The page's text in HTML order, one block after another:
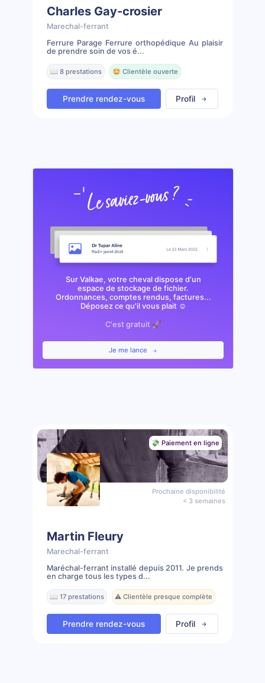
Charles Gay-crosier
Marechal-ferrant
Ferrure Parage Ferrure orthopédique Au plaisir
de prendre soin de vos é...
📖 8 prestations 🤩 Clientèle ouverte
Prendre rendez-vous Profil
Sur Valkae, votre cheval dispose d'un
espace de stockage de fichier.
Ordonnances, comptes rendus, factures...
Déposez ce qu'il vous plait ☺️
C'est gratuit 🚀
Je me lance
💸 Paiement en ligne
Prochaine disponibilité
< 3 semaines
Martin Fleury
Marechal-ferrant
Maréchal-ferrant installé depuis 2011. Je prends
en charge tous les types d...
📖 17 prestations ⚠️ Clientèle presque complète
Prendre rendez-vous Profil